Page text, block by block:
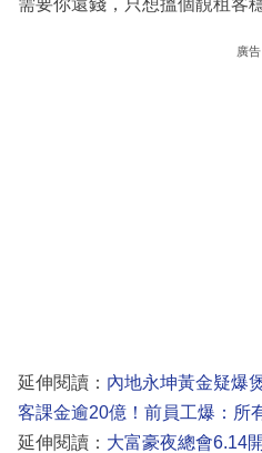
需要你還錢，只想搵個靚租客
廣告
延伸閱讀： 內地永坤黃金疑爆
客課金逾20億！前員工爆：所
延伸閱讀： 大富豪夜總會6.14